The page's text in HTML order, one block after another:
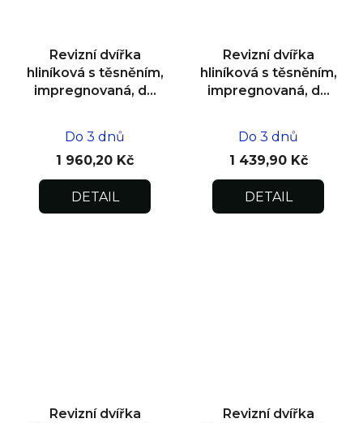
Revizní dvířka
hliníková s těsněním,
impregnovaná, do
Do 3 dnů
1 960,20 Kč
DETAIL
Revizní dvířka
hliníková s těsněním,
impregnovaná, do
Do 3 dnů
1 439,90 Kč
DETAIL
Revizní dvířka
Revizní dvířka